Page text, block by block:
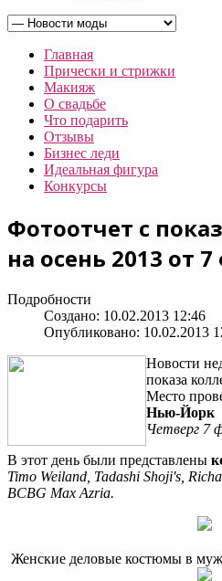
Главная
Прически и стрижки
Макияж
О свадьбе
Что подарить
Отзывы
Бизнес леди
Идеальная фигура
Конкурсы
Фотоотчет с
на осень 2013 от
Подробности
Создано: 10.02.2013 12:46
Опубликовано: 10.02.2013
Новости
показа
Место
Нью-Йорк
Четверг 7
В этот день были представлены
Timo Weiland, Tadashi Shoji's,
BCBG Max Azria.
Женские деловые костюмы в